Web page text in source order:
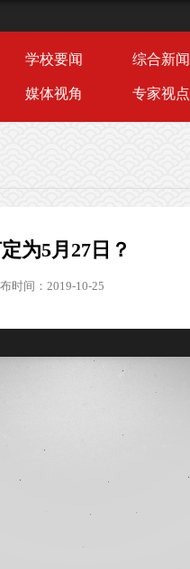
学校要闻 综合新闻
媒体视角 专家视点
为5月27日？
时间：2019-10-25